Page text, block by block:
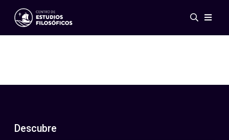
Eventos
ES
EN
Descubre